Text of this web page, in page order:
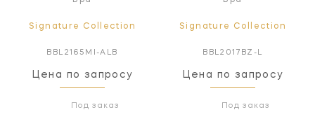
Signature Collection
BBL2165MI-ALB
Цена по запросу
Под заказ
Signature Collection
BBL2017BZ-L
Цена по запросу
Под заказ